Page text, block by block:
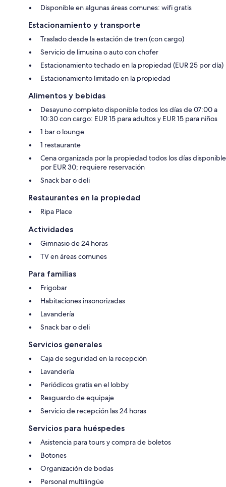
Disponible en algunas áreas comunes: wifi gratis
Estacionamiento y transporte
Traslado desde la estación de tren (con cargo)
Servicio de limusina o auto con chofer
Estacionamiento techado en la propiedad (EUR 25 por día)
Estacionamiento limitado en la propiedad
Alimentos y bebidas
Desayuno completo disponible todos los días de 07:00 a
10:30 con cargo: EUR 15 para adultos y EUR 15 para niños
1 bar o lounge
1 restaurante
Cena organizada por la propiedad todos los días disponible
por EUR 30; requiere reservación
Snack bar o deli
Restaurantes en la propiedad
Ripa Place
Actividades
Gimnasio de 24 horas
TV en áreas comunes
Para familias
Frigobar
Habitaciones insonorizadas
Lavandería
Snack bar o deli
Servicios generales
Caja de seguridad en la recepción
Lavandería
Periódicos gratis en el lobby
Resguardo de equipaje
Servicio de recepción las 24 horas
Servicios para huéspedes
Asistencia para tours y compra de boletos
Botones
Organización de bodas
Personal multilingüe